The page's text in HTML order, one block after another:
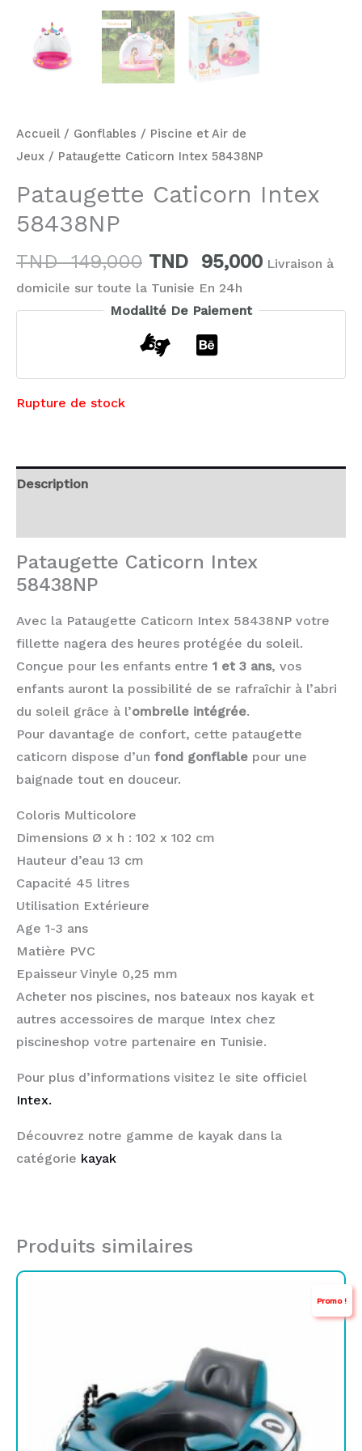
Accueil / Gonflables / Piscine et Air de
Jeux / Pataugette Caticorn Intex 58438NP
Pataugette Caticorn Intex
58438NP
TND149,000 TND 95,000 Livraison à
domicile sur toute la Tunisie En 24h
Modalité De Paiement
Rupture de stock
Description
Pataugette Caticorn Intex
58438NP
Avec la Pataugette Caticorn Intex 58438NP votre
fillette nagera des heures protégée du soleil.
Conçue pour les enfants entre 1 et 3 ans, vos
enfants auront la possibilité de se rafraîchir à l’abri
du soleil grâce à l’ombrelle intégrée.
Pour davantage de confort, cette pataugette
caticorn dispose d’un fond gonflable pour une
baignade tout en douceur.
Coloris Multicolore
Dimensions Ø x h : 102 x 102 cm
Hauteur d’eau 13 cm
Capacité 45 litres
Utilisation Extérieure
Age 1-3 ans
Matière PVC
Epaisseur Vinyle 0,25 mm
Acheter nos piscines, nos bateaux nos kayak et
autres accessoires de marque Intex chez
piscineshop votre partenaire en Tunisie.
Pour plus d’informations visitez le site officiel
Intex.
Découvrez notre gamme de kayak dans la
catégorie kayak
Produits similaires
Promo !
329,000.
189,000.